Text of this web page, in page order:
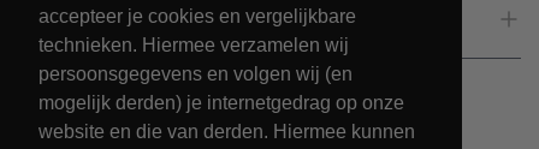
accepteer je cookies en vergelijkbare
technieken. Hiermee verzamelen wij
persoonsgegevens en volgen wij (en
mogelijk derden) je internetgedrag op onze
website en die van derden. Hiermee kunnen
Klantenservice